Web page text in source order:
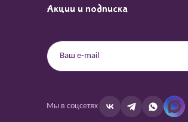
Акции и подписка
Мы в соцсетях